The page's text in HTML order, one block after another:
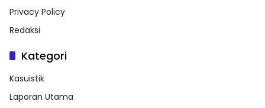
Privacy Policy
Redaksi
Kategori
Kasuistik
Laporan Utama